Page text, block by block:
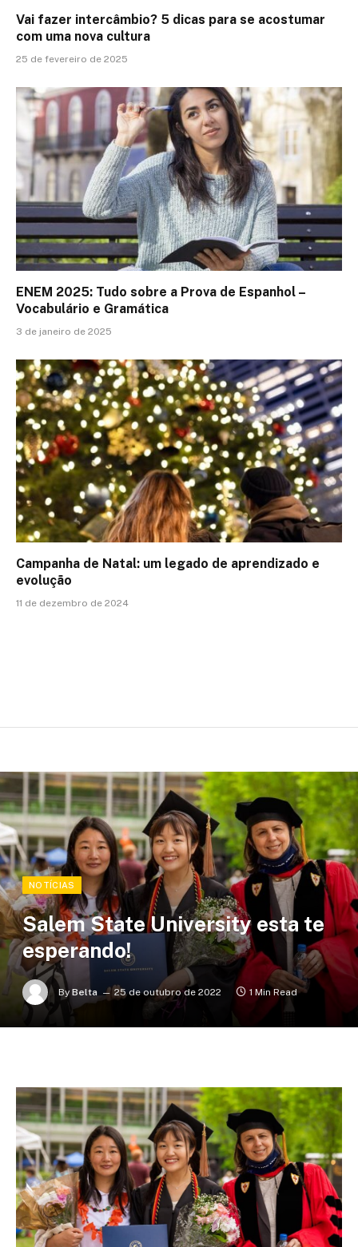
Vai fazer intercâmbio? 5 dicas para se acostumar
com uma nova cultura
25 de fevereiro de 2025
ENEM 2025: Tudo sobre a Prova de Espanhol –
Vocabulário e Gramática
3 de janeiro de 2025
Campanha de Natal: um legado de aprendizado e
evolução
11 de dezembro de 2024
NOTÍCIAS
Salem State University esta te
esperando!
By Belta 25 de outubro de 2022 1 Min Read